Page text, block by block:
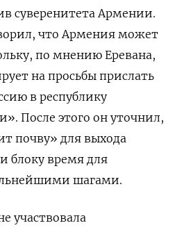
суверенитета Армении.
что Армения может
по мнению Еревана,
на просьбы прислать
в республику
После этого он уточнил,
почву» для выхода
блоку время для
шагами.
участвовала